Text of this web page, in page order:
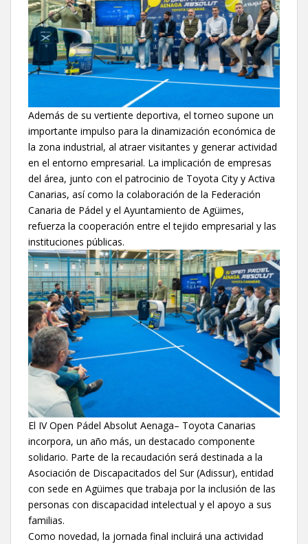
Además de su vertiente deportiva, el torneo supone un
importante impulso para la dinamización económica de
la zona industrial, al atraer visitantes y generar actividad
en el entorno empresarial. La implicación de empresas
del área, junto con el patrocinio de Toyota City y Activa
Canarias, así como la colaboración de la Federación
Canaria de Pádel y el Ayuntamiento de Agüimes,
refuerza la cooperación entre el tejido empresarial y las
instituciones públicas.
El IV Open Pádel Absolut Aenaga– Toyota Canarias
incorpora, un año más, un destacado componente
solidario. Parte de la recaudación será destinada a la
Asociación de Discapacitados del Sur (Adissur), entidad
con sede en Agüimes que trabaja por la inclusión de las
personas con discapacidad intelectual y el apoyo a sus
familias.
Como novedad, la jornada final incluirá una actividad